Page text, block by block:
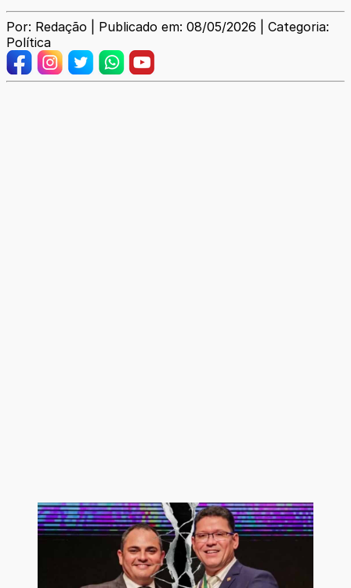
Por: Redação | Publicado em: 08/05/2026 | Categoria:
Política